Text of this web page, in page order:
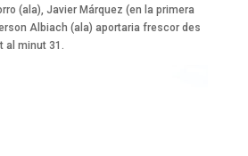
(ala), Javier Márquez (en la primera
Albiach (ala) aportaria frescor des
al minut 31.